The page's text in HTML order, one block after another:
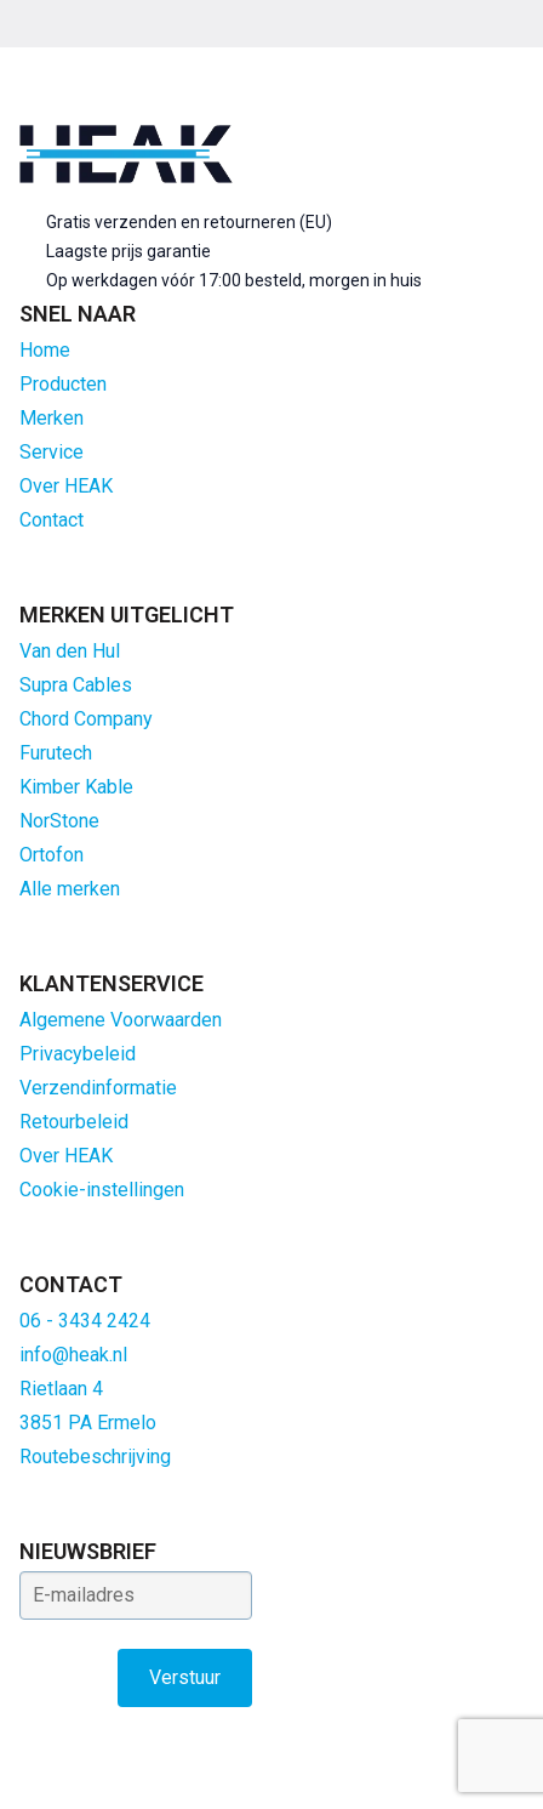
Gratis verzenden en retourneren (EU)
Laagste prijs garantie
Op werkdagen vóór 17:00 besteld, morgen in huis
SNEL NAAR
Home
Producten
Merken
Service
Over HEAK
Contact
MERKEN UITGELICHT
Van den Hul
Supra Cables
Chord Company
Furutech
Kimber Kable
NorStone
Ortofon
Alle merken
KLANTENSERVICE
Algemene Voorwaarden
Privacybeleid
Verzendinformatie
Retourbeleid
Over HEAK
Cookie-instellingen
CONTACT
06 - 3434 2424
info@heak.nl
Rietlaan 4
3851 PA Ermelo
Routebeschrijving
NIEUWSBRIEF
E-mailadres